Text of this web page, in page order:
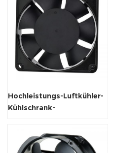
Hochleistungs-Luftkühler-
Kühlschrank-